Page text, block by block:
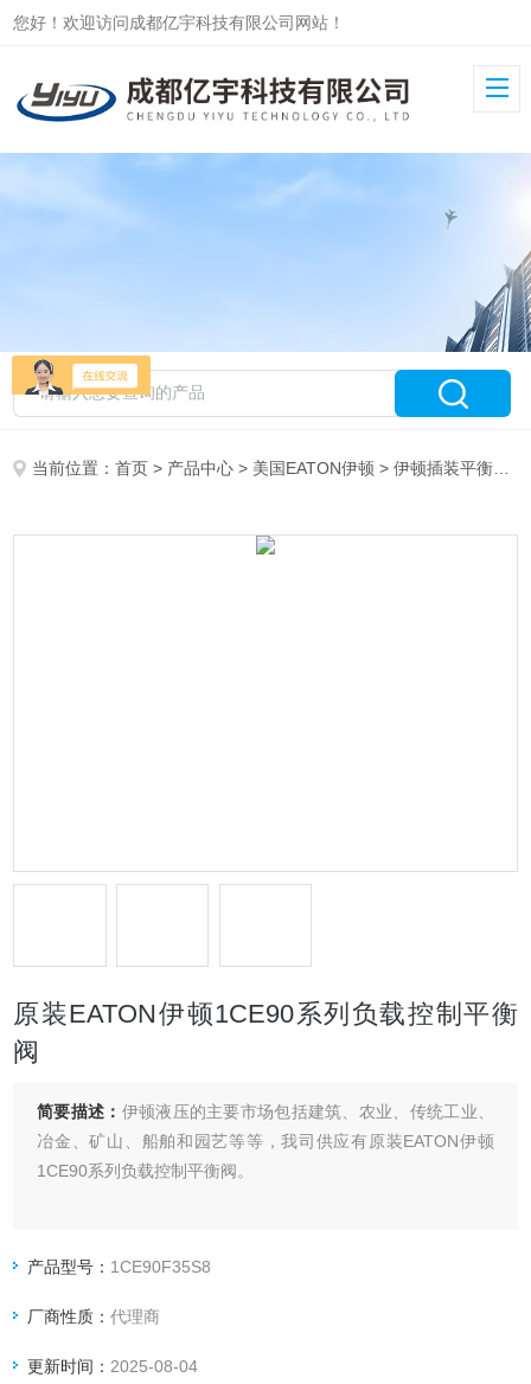
您好！欢迎访问成都亿宇科技有限公司网站！
当前位置：首页 > 产品中心 > 美国EATON伊顿 >伊顿插装平衡阀
原装EATON伊顿1CE90系列负载控制平衡
阀
简要描述： 伊顿液压的主要市场包括建筑、农业、传统工业、
冶金、矿山、船舶和园艺等等，我司供应有原装EATON伊顿
1CE90系列负载控制平衡阀。
产品型号： 1CE90F35S8
厂商性质：代理商
更新时间： 2025-08-04